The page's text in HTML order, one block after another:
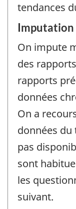
tendances
Imputation
On impute
des
rapports
données
On a
données
pas
sont
les
suivant.